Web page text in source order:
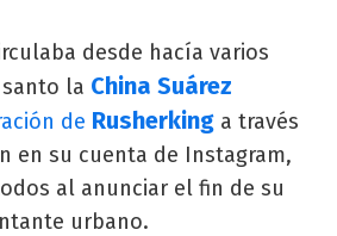
desde hacía varios
la China Suárez
de Rusherking a través
en su cuenta de Instagram,
al anunciar el fin de su
urbano.